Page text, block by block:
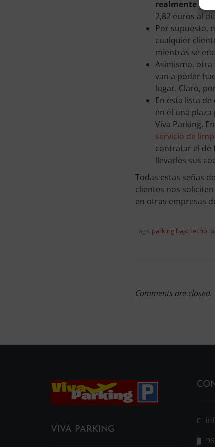
realmente
2,82 euros al
Por supuesto,
cualquier
mientras se
Asimismo, otra
van a poder
lugar. Claro,
En esta lista
en él una
Viva Parking.
servicio de
contratar el de
llevarles sus
Todas estas señas
clientes nos
en otras empresas
Tags: parking bajo techo,
Comments are closed.
VIVA PARKING